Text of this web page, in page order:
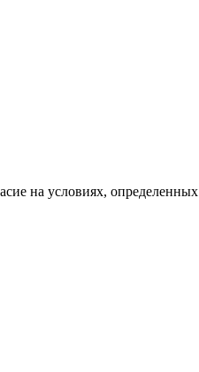
на условиях, определенных